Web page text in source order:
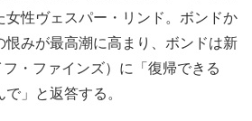
女性ヴェスパー・リンド。ボンドか
恨みが最高潮に高まり、ボンドは新
・ファインズ）に「復帰できる
」と返答する。